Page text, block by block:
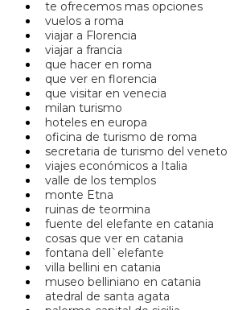
te ofrecemos mas opciones
vuelos a roma
viajar a Florencia
viajar a francia
que hacer en roma
que ver en florencia
que visitar en venecia
milan turismo
hoteles en europa
oficina de turismo de roma
secretaria de turismo del veneto
viajes económicos a Italia
valle de los templos
monte Etna
ruinas de teormina
fuente del elefante en catania
cosas que ver en catania
fontana dell`elefante
villa bellini en catania
museo belliniano en catania
atedral de santa agata